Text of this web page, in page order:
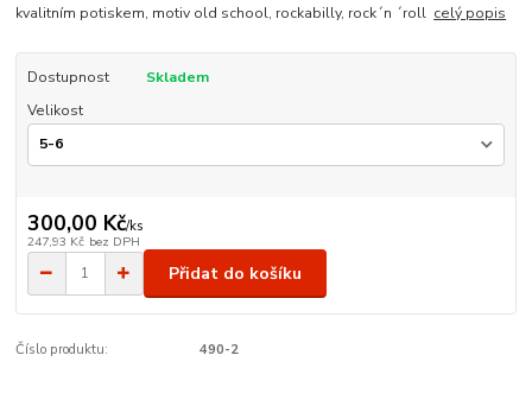
kvalitním potiskem, motiv old school, rockabilly, rock´n ´roll celý popis
Dostupnost
Skladem
Velikost
300,00 Kč/ks
247,93 Kč bez DPH
Přidat do košíku
Číslo produktu: 490-2